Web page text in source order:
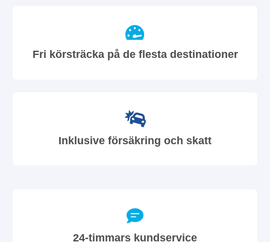
Fri körsträcka på de flesta destinationer
Inklusive försäkring och skatt
24-timmars kundservice